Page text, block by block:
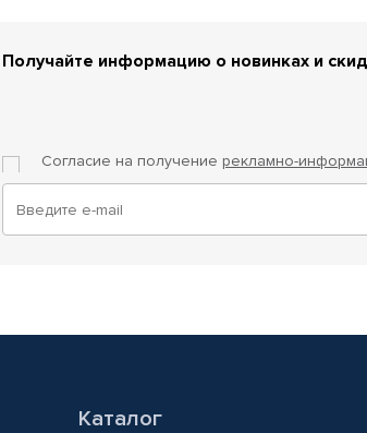
Получайте информацию о новинках и
Согласие на получение рекламно-
Каталог